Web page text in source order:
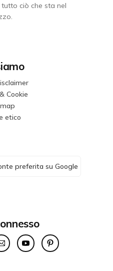
tutto ciò che sta nel
Cookie
etico
preferita su Google